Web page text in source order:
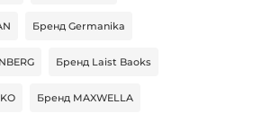
Бренд Germanika
Бренд Laist Baoks
Бренд MAXWELLA